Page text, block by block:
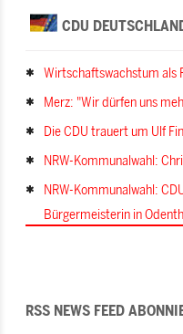
CDU
Wirtschaftswachstum als
Merz: "Wir dürfen uns
Die CDU trauert um Ulf
NRW-Kommunalwahl:
NRW-Kommunalwahl:
Bürgermeisterin in
RSS NEWS FEED